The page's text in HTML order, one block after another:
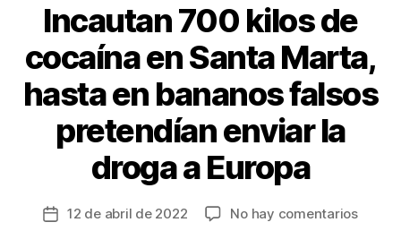
Incautan 700 kilos de
cocaína en Santa Marta,
hasta en bananos falsos
pretendían enviar la
droga a Europa
Fecha12 de abril de 2022 No hay comentariosen